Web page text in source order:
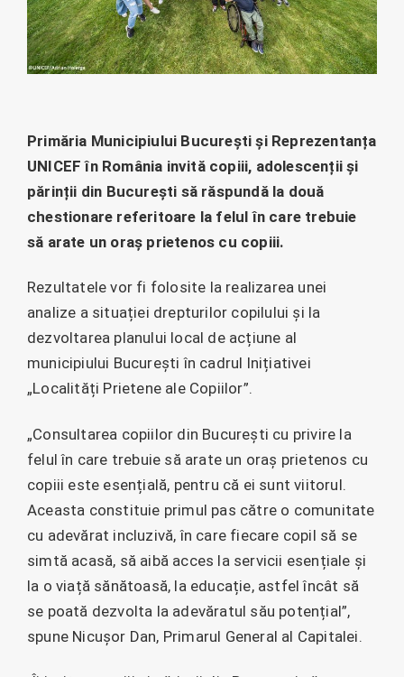
Primăria Municipiului București și Reprezentanța
UNICEF în România invită copiii, adolescenții și
părinții din București să răspundă la două
chestionare referitoare la felul în care trebuie
să arate un oraș prietenos cu copiii.
Rezultatele vor fi folosite la realizarea unei
analize a situației drepturilor copilului și la
dezvoltarea planului local de acțiune al
municipiului București în cadrul Inițiativei
„Localități Prietene ale Copiilor”.
„Consultarea copiilor din București cu privire la
felul în care trebuie să arate un oraș prietenos cu
copiii este esențială, pentru că ei sunt viitorul.
Aceasta constituie primul pas către o comunitate
cu adevărat incluzivă, în care fiecare copil să se
simtă acasă, să aibă acces la servicii esențiale și
la o viață sănătoasă, la educație, astfel încât să
se poată dezvolta la adevăratul său potențial”,
spune Nicușor Dan, Primarul General al Capitalei.